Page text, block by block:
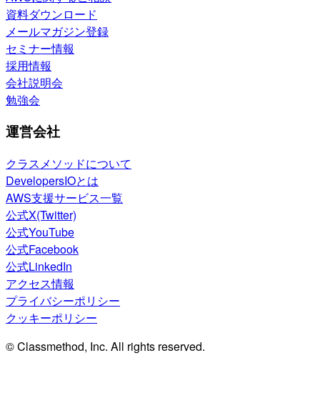
資料ダウンロード
メールマガジン登録
セミナー情報
採用情報
会社説明会
勉強会
運営会社
クラスメソッドについて
DevelopersIOとは
AWS支援サービス一覧
公式X(Twitter)
公式YouTube
公式Facebook
公式LinkedIn
アクセス情報
プライバシーポリシー
クッキーポリシー
© Classmethod, Inc. All rights reserved.